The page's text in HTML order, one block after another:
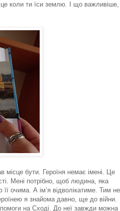
це коли ти їси землю. І що важливіше,
місце бути. Героїня немає імені. Це
Мені потрібно, щоб людина, яка
очима. А ім’я відволікатиме. Тим не
я знайома давно, ще до війни.
на Сході. До неї завжди можна